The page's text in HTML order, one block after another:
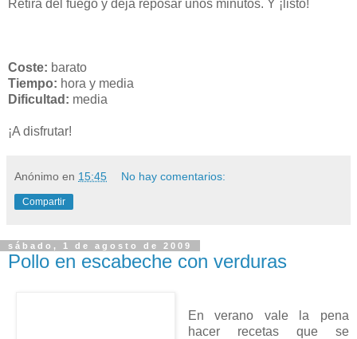
Retira del fuego y deja reposar unos minutos. Y ¡listo!
Coste: barato
Tiempo: hora y media
Dificultad: media
¡A disfrutar!
Anónimo en 15:45 No hay comentarios:
Compartir
sábado, 1 de agosto de 2009
Pollo en escabeche con verduras
En verano vale la pena
hacer recetas que se